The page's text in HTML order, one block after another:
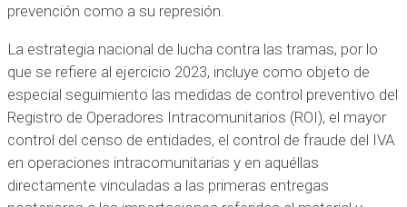
prevención como a su represión.
La estrategia nacional de lucha contra las tramas, por lo
que se refiere al ejercicio 2023, incluye como objeto de
especial seguimiento las medidas de control preventivo del
Registro de Operadores Intracomunitarios (ROI), el mayor
control del censo de entidades, el control de fraude del IVA
en operaciones intracomunitarias y en aquéllas
directamente vinculadas a las primeras entregas